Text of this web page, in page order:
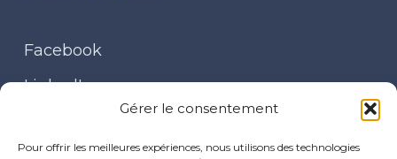
Gérer le consentement
Pour offrir les meilleures expériences, nous utilisons des technologies
Facebook
LinkedIn
Contact